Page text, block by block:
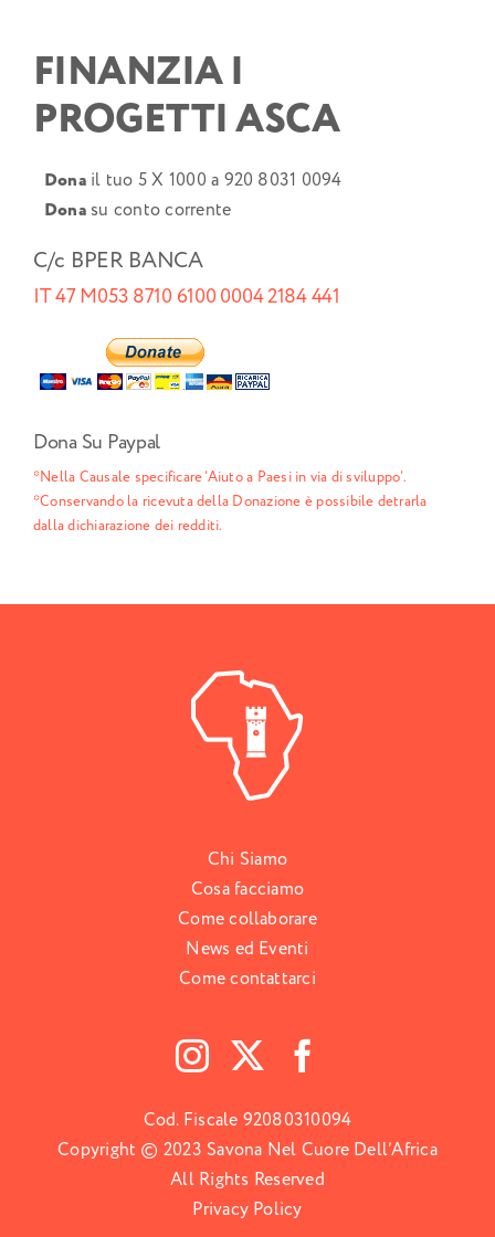
FINANZIA I
PROGETTI ASCA
Donail tuo 5 X 1000 a 920 8031 0094
Donasu conto corrente
C/c BPER BANCA
IT 47 M053 8710 6100 0004 2184 441
Dona Su Paypal
*Nella Causale specificare ‘Aiuto a Paesi in via di sviluppo’.
*Conservando la ricevuta della Donazione è possibile detrarla
dalla dichiarazione dei redditi.
Chi Siamo
Cosa facciamo
Come collaborare
News ed Eventi
Come contattarci
Cod. Fiscale 92080310094
Copyright © 2023 Savona Nel Cuore Dell’Africa
All Rights Reserved
Privacy Policy